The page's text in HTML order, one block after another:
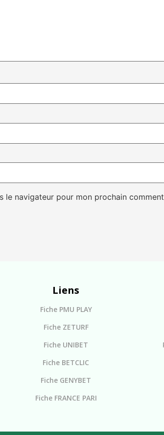
le navigateur pour mon prochain
Liens
Fiche PMU PLAY
Fiche ZETURF
Fiche UNIBET
Fiche BETCLIC
Fiche GENYBET
Fiche FRANCE PARI